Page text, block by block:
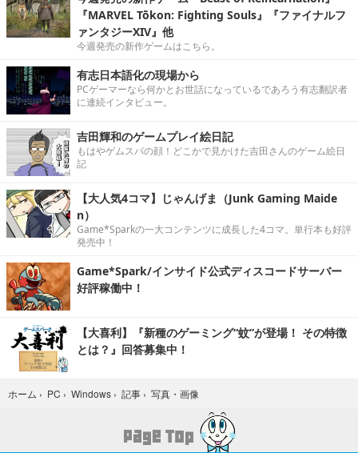
『MARVEL Tōkon: Fighting Souls』『ファイナルフ
ァンタジーXIV』他
今週発売の新作ゲームはこちら。
有志日本語化の現場から
PCゲーマーなら何かとお世話になっているであろう有志翻訳者
に連続インタビュー。
吉田輝和のゲームプレイ絵日記
もはやゲムスパの顔！どこかで見かけた吉田さんのゲーム絵日
記
【大人気4コマ】じゃんげま（Junk Gaming Maide
n）
Game*Sparkの一大コンテンツに成長した4コマ。単行本も好評
発売中！
Game*Spark/インサイド公式ディスコードサーバー
好評稼働中！
【大喜利】『新種のゲーミング“蚊”が登場！ その特徴
とは？』回答募集中！
ホーム › PC › Windows › 記事 › 写真・画像